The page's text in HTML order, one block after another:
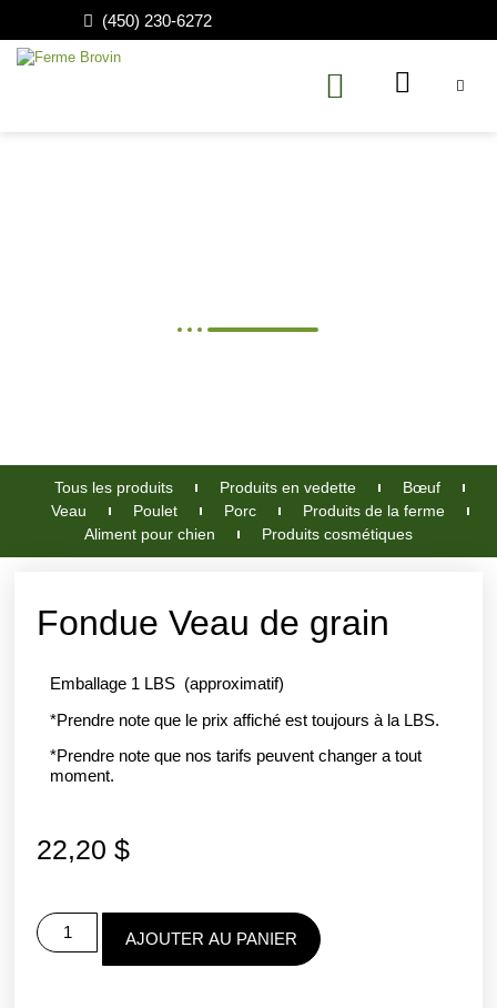
(450) 230-6272
Tous les produits Produits en vedette
Bœuf
Veau
Poulet Porc
Produits de la ferme
Aliment pour chien
Produits cosmétiques
Fondue Veau de grain
Emballage 1 LBS (approximatif)
*Prendre note que le prix affiché est toujours à la LBS.
*Prendre note que nos tarifs peuvent changer a tout
moment.
22,20$
AJOUTER AU PANIER